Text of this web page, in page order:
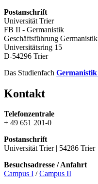
Postanschrift
Universität Trier
FB II - Germanistik
Geschäftsführung Germanistik
Universitätsring 15
D-54296 Trier
Das Studienfach Germanistik
Kontakt
Telefonzentrale
+ 49 651 201-0
Postanschrift
Universität Trier | 54286 Trier
Besuchsadresse / Anfahrt
Campus I /Campus II